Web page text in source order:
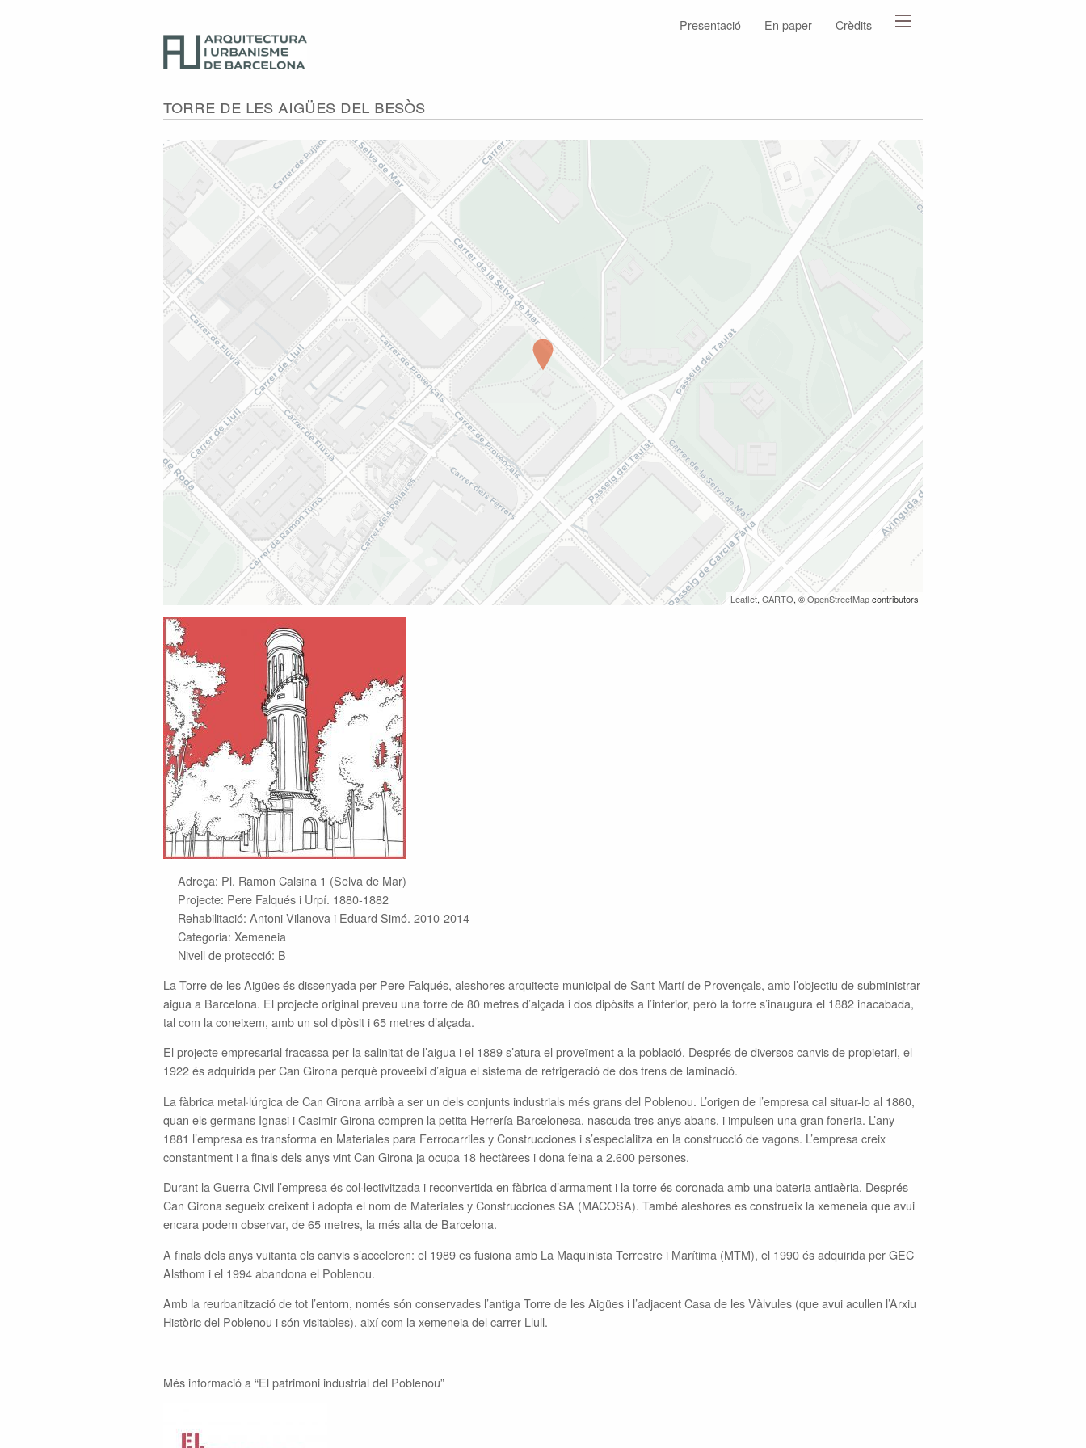
Presentació En paper Crèdits
Torre de les Aigües del Besòs
Leaflet, CARTO, ©OpenStreetMapcontributors
Adreça: Pl. Ramon Calsina 1 (Selva de Mar)
Projecte: Pere Falqués i Urpí. 1880-1882
Rehabilitació: Antoni Vilanova i Eduard Simó. 2010-2014
Categoria: Xemeneia
Nivell de protecció: B
La Torre de les Aigües és dissenyada per Pere Falqués, aleshores arquitecte municipal de Sant Martí de Provençals, amb l’objectiu de subministrar
aigua a Barcelona. El projecte original preveu una torre de 80 metres d’alçada i dos dipòsits a l’interior, però la torre s’inaugura el 1882 inacabada,
tal com la coneixem, amb un sol dipòsit i 65 metres d’alçada.
El projecte empresarial fracassa per la salinitat de l’aigua i el 1889 s’atura el proveïment a la població. Després de diversos canvis de propietari, el
1922 és adquirida per Can Girona perquè proveeixi d’aigua el sistema de refrigeració de dos trens de laminació.
La fàbrica metal·lúrgica de Can Girona arribà a ser un dels conjunts industrials més grans del Poblenou. L’origen de l’empresa cal situar-lo al 1860,
quan els germans Ignasi i Casimir Girona compren la petita Herrería Barcelonesa, nascuda tres anys abans, i impulsen una gran foneria. L’any
1881 l’empresa es transforma en Materiales para Ferrocarriles y Construcciones i s’especialitza en la construcció de vagons. L’empresa creix
constantment i a finals dels anys vint Can Girona ja ocupa 18 hectàrees i dona feina a 2.600 persones.
Durant la Guerra Civil l’empresa és col·lectivitzada i reconvertida en fàbrica d’armament i la torre és coronada amb una bateria antiaèria. Després
Can Girona segueix creixent i adopta el nom de Materiales y Construcciones SA (MACOSA). També aleshores es construeix la xemeneia que avui
encara podem observar, de 65 metres, la més alta de Barcelona.
A finals dels anys vuitanta els canvis s’acceleren: el 1989 es fusiona amb La Maquinista Terrestre i Marítima (MTM), el 1990 és adquirida per GEC
Alsthom i el 1994 abandona el Poblenou.
Amb la reurbanització de tot l’entorn, només són conservades l’antiga Torre de les Aigües i l’adjacent Casa de les Vàlvules (que avui acullen l’Arxiu
Històric del Poblenou i són visitables), així com la xemeneia del carrer Llull.
Més informació a “El patrimoni industrial del Poblenou”